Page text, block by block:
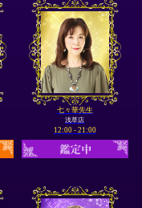
七々華先生
浅草店
12:00 - 21:00